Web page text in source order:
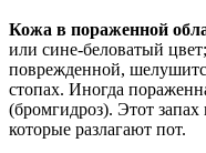
Кожа в пораженной
или сине-беловатый
поврежденной,
стопах. Иногда
(бромгидроз). Этот
которые разлагают пот.